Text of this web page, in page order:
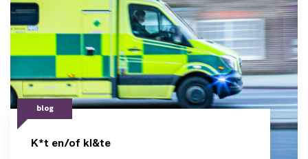
blog
K*t en/of kl&te